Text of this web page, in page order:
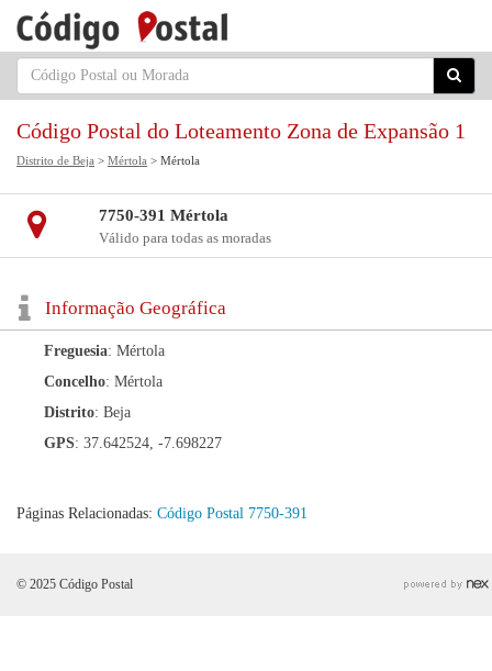
Código Postal do Loteamento Zona de Expansão 1
Distrito de Beja > Mértola > Mértola
7750-391 Mértola
Válido para todas as moradas
Informação Geográfica
Freguesia: Mértola
Concelho: Mértola
Distrito: Beja
GPS: 37.642524, -7.698227
Páginas Relacionadas: Código Postal 7750-391
© 2025 Código Postal